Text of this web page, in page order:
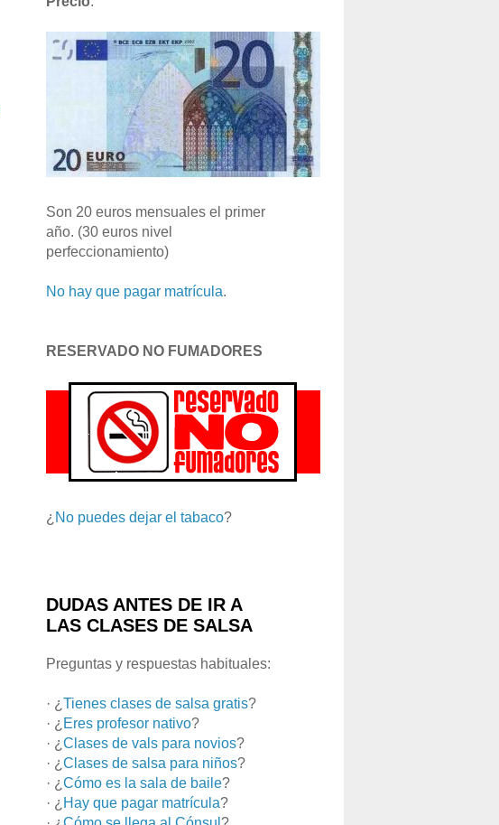
Son 20 euros mensuales el primer
año. (30 euros nivel
perfeccionamiento)
No hay que pagar matrícula.
RESERVADO NO FUMADORES
¿ No puedes dejar el tabaco?
DUDAS ANTES DE IR A
LAS CLASES DE SALSA
Preguntas y respuestas habituales:
· ¿ Tienes clases de salsa gratis?
· ¿ Eres profesor nativo?
· ¿ Clases de vals para novios?
· ¿ Clases de salsa para niños?
· ¿ Cómo es la sala de baile?
· ¿ Hay que pagar matrícula?